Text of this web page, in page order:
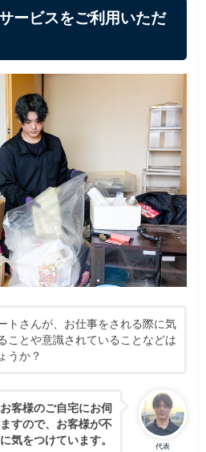
ービスをご利用いただ
トさんが、お仕事をされる際に気
ことや意識されていることなどは
うか？
代表
客様のご自宅にお伺
すので、お客様が不
気をつけています。